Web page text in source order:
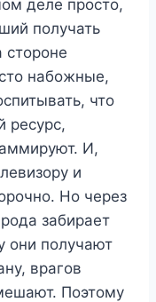
деле просто,
получать
стороне
набожные,
что
ресурс,
И,
и
Но через
забирает
они получают
врагов
Поэтому